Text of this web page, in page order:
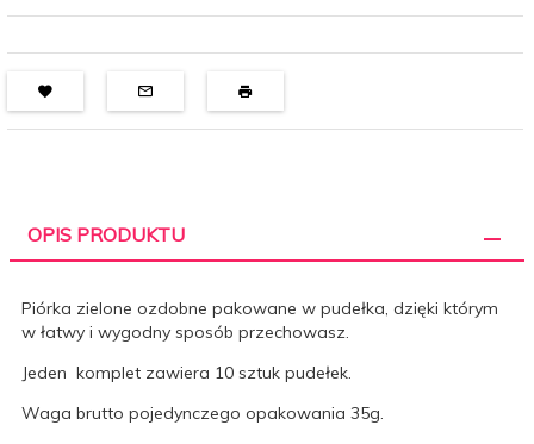
OPIS PRODUKTU
Piórka zielone ozdobne pakowane w pudełka, dzięki którym
w łatwy i wygodny sposób przechowasz.
Jeden komplet zawiera 10 sztuk pudełek.
Waga brutto pojedynczego opakowania 35g.